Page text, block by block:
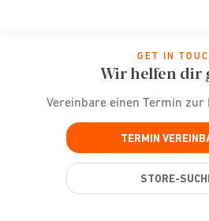
GET IN
Wir helfen dir
Vereinbare einen Termin zur
TERMIN
STORE-